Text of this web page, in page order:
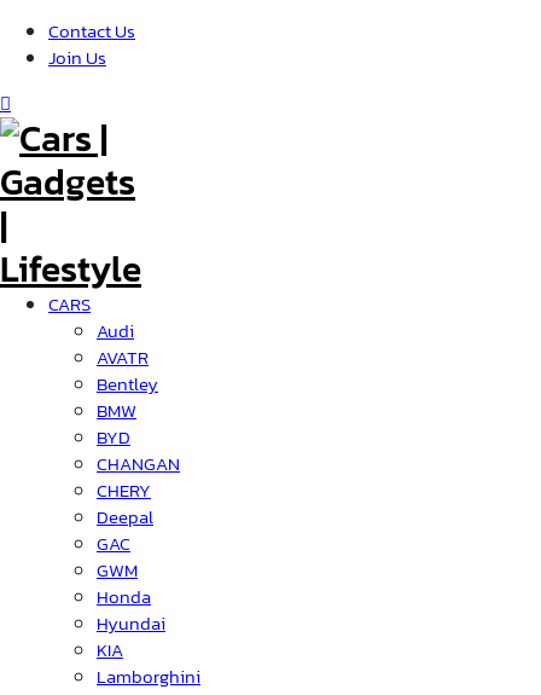
Contact Us
Join Us
CARS
Audi
AVATR
Bentley
BMW
BYD
CHANGAN
CHERY
Deepal
GAC
GWM
Honda
Hyundai
KIA
Lamborghini